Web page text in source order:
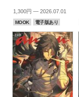
1,300円 — 2026.07.01
MOOK 電子版あり